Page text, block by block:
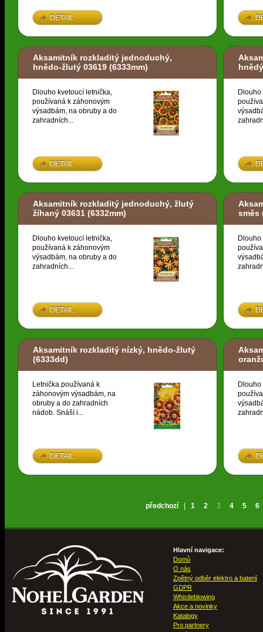
DETAIL
Aksamitník rozkladitý jednoduchý,
hnědo-žlutý 03619 (6333mm)
Dlouho kvetoucí letnička,
používaná k záhonovým
výsadbám, na obruby a do
zahradních...
DETAIL
Aksamitník rozkladitý jednoduchý, žlutý
žíhaný 03631 (6332mm)
Dlouho kvetoucí letnička,
používaná k záhonovým
výsadbám, na obruby a do
zahradních...
DETAIL
směs
Aksamitník rozkladitý nízký, hnědo-žlutý
(6333dd)
Letnička používaná k
záhonovým výsadbám, na
obruby a do zahradních
nádob. Snáší i...
DETAIL
předchozí 1 2 3 4 5 6
Hlavní navigace:
Domů
O nás
Zpětný odběr elektro a baterií
GDPR
Whistleblowing
Akce a novinky
Katalogy
Pro partnery